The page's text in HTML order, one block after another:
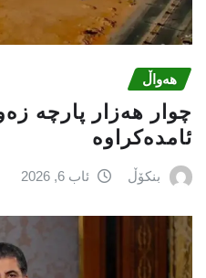
هەواڵ
چوار هەزار پارچە
ئامدەکراوە
بنکۆڵ ئاب 6, 2026